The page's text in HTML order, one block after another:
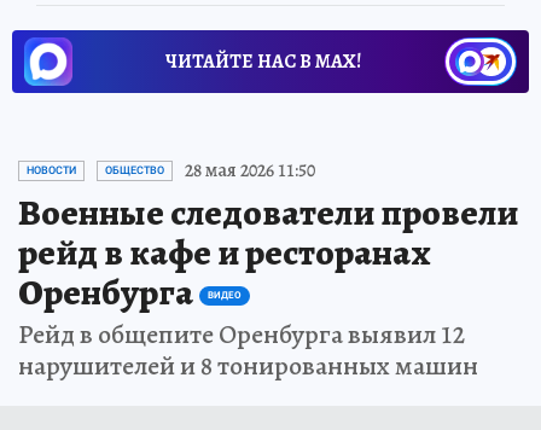
ЧИТАЙТЕ НАС В МАХ!
НОВОСТИ ОБЩЕСТВО 28 мая 2026 11:50
Военные следователи провели
рейд в кафе и ресторанах
Оренбурга
ВИДЕО
Рейд в общепите Оренбурга выявил 12
нарушителей и 8 тонированных машин